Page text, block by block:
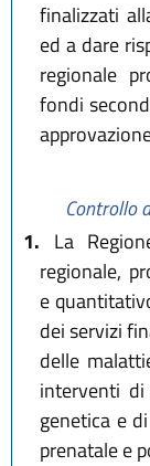
finalizzati
ed a dare
regionale
fondi
Controllo
1. La
regionale,
e
dei servizi
delle
interventi di
genetica e
prenatale e